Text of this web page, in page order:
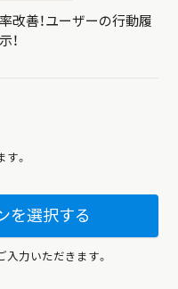
改善！ユーザーの行動履
！
。
を選択する
入力いただきます。